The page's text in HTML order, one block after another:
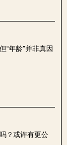
年龄”并非真因
？或许有更公